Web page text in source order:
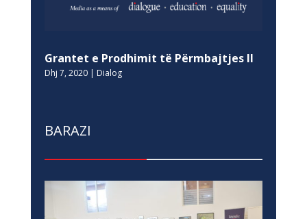
Grantet e Prodhimit të Përmbajtjes II
Dhj 7, 2020| Dialog
BARAZI